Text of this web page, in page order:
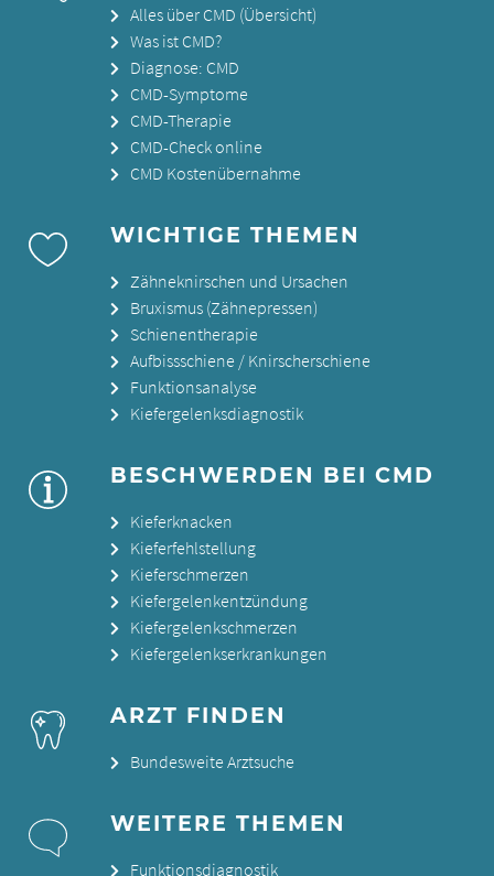
Alles über CMD (Übersicht)
Was ist CMD?
Diagnose: CMD
CMD-Symptome
CMD-Therapie
CMD-Check online
CMD Kostenübernahme
WICHTIGE THEMEN
Zähneknirschen und Ursachen
Bruxismus (Zähnepressen)
Schienentherapie
Aufbissschiene / Knirscherschiene
Funktionsanalyse
Kiefergelenksdiagnostik
BESCHWERDEN BEI CMD
Kieferknacken
Kieferfehlstellung
Kieferschmerzen
Kiefergelenkentzündung
Kiefergelenkschmerzen
Kiefergelenkserkrankungen
ARZT FINDEN
Bundesweite Arztsuche
WEITERE THEMEN
Funktionsdiagnostik